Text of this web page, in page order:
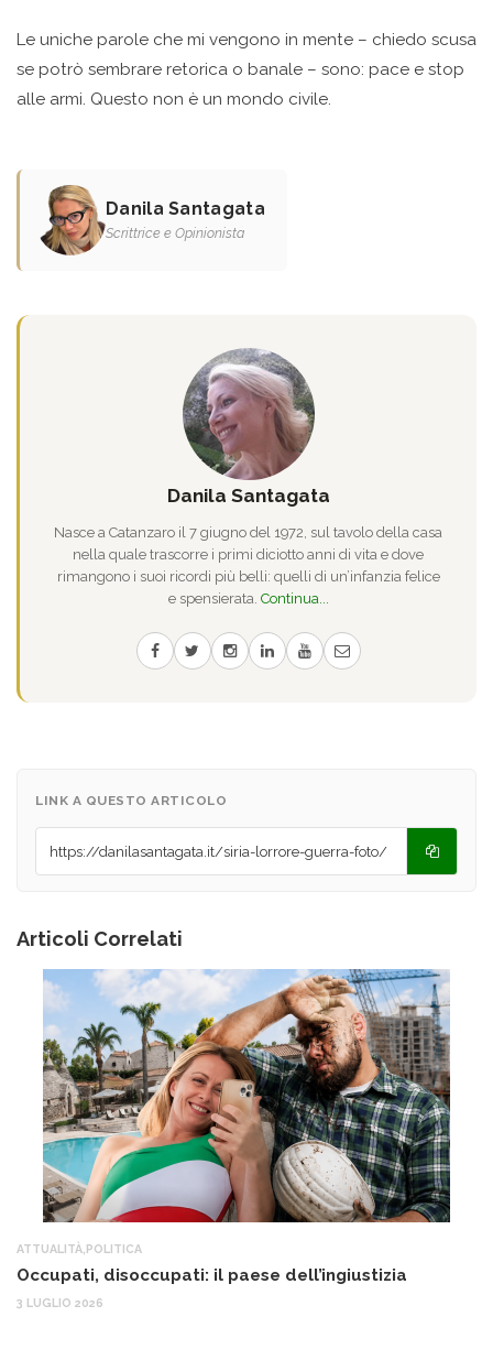
Le uniche parole che mi vengono in mente – chiedo scusa
se potrò sembrare retorica o banale – sono: pace e stop
alle armi. Questo non è un mondo civile.
Danila Santagata
Scrittrice e Opinionista
Danila Santagata
Nasce a Catanzaro il 7 giugno del 1972, sul tavolo della casa
nella quale trascorre i primi diciotto anni di vita e dove
rimangono i suoi ricordi più belli: quelli di un’infanzia felice
e spensierata. Continua...
LINK A QUESTO ARTICOLO
Articoli Correlati
ATTUALITÀ POLITICA
Occupati, disoccupati: il paese dell’ingiustizia
3 LUGLIO 2026